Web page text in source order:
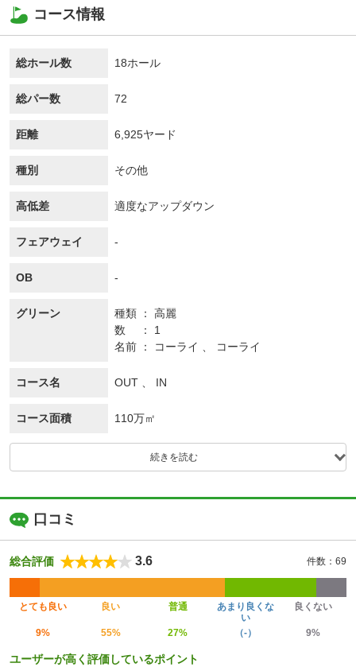
コース情報
総ホール数 18ホール
総パー数 72
距離 6,925ヤード
種別 その他
高低差 適度なアップダウン
フェアウェイ -
OB -
グリーン 種類
高麗
数
1
名前
コーライ 、 コーライ
コース名 OUT 、 IN
コース面積 110万㎡
続きを読む
口コミ
総合評価 3.6 件数：69
とても良い 良い 普通
あまり良くな
い
良くない
9% 55% 27% （-） 9%
ユーザーが高く評価しているポイント